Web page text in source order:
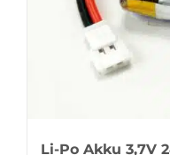
Li-Po Akku 3,7V